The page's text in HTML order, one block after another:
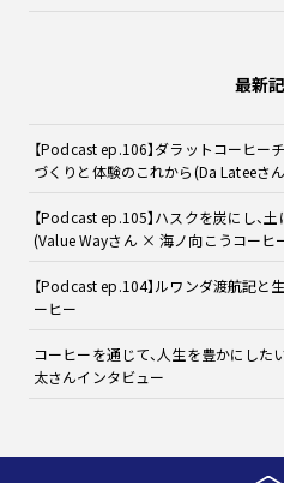
最新
【Podcast ep.106】ダラットコーヒ
づくりと体験のこれから(Da Lateeさ
【Podcast ep.105】ハスクを炭にし、
(Value Wayさん × 海ノ向こうコーヒ
【Podcast ep.104】ルワンダ渡航記と
ーヒー
コーヒーを通じて、人生を豊かにし
太さんインタビュー